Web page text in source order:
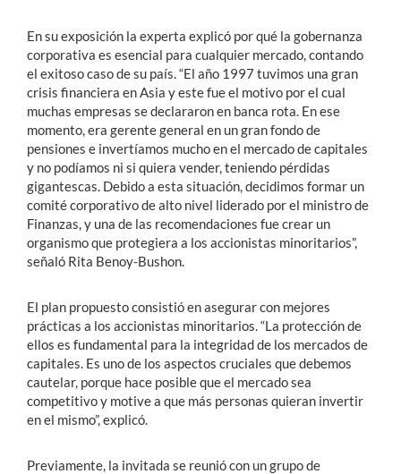
En su exposición la experta explicó por qué la gobernanza
corporativa es esencial para cualquier mercado, contando
el exitoso caso de su país. “El año 1997 tuvimos una gran
crisis financiera en Asia y este fue el motivo por el cual
muchas empresas se declararon en banca rota. En ese
momento, era gerente general en un gran fondo de
pensiones e invertíamos mucho en el mercado de capitales
y no podíamos ni si quiera vender, teniendo pérdidas
gigantescas. Debido a esta situación, decidimos formar un
comité corporativo de alto nivel liderado por el ministro de
Finanzas, y una de las recomendaciones fue crear un
organismo que protegiera a los accionistas minoritarios”,
señaló Rita Benoy-Bushon.
El plan propuesto consistió en asegurar con mejores
prácticas a los accionistas minoritarios. “La protección de
ellos es fundamental para la integridad de los mercados de
capitales. Es uno de los aspectos cruciales que debemos
cautelar, porque hace posible que el mercado sea
competitivo y motive a que más personas quieran invertir
en el mismo”, explicó.
Previamente, la invitada se reunió con un grupo de